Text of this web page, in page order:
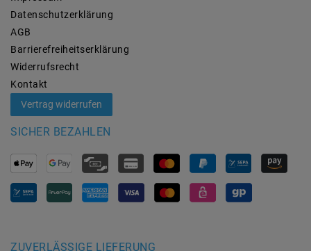
Daten­schutz­erklärung
AGB
Barrierefreiheitserklärung
Widerrufs­recht
Kontakt
Vertrag widerrufen
SICHER BEZAHLEN
ZUVERLÄSSIGE LIEFERUNG